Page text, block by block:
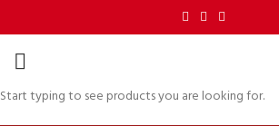
Start typing to see products you are looking for.